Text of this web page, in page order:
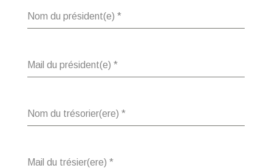
Nom du président(e) *
Mail du président(e) *
Nom du trésorier(ere) *
Mail du trésier(ere) *